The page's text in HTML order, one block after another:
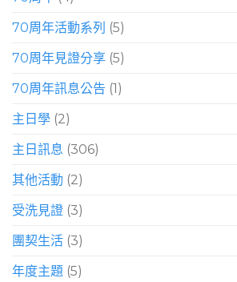
70周年活動系列 (5)
70周年見證分享 (5)
70周年訊息公告 (1)
主日學 (2)
主日訊息 (306)
其他活動 (2)
受洗見證 (3)
團契生活 (3)
年度主題 (5)